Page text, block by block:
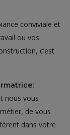
conviviale et
ou vos
c’est
nous vous
de vous
dans votre